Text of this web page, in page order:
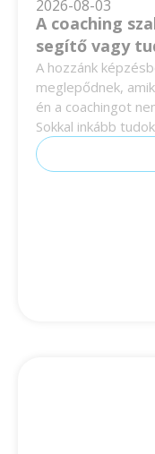
2026-08-03
A coaching
segítő vagy
A hozzánk
meglepődnek,
én a coachingot
Sokkal inkább